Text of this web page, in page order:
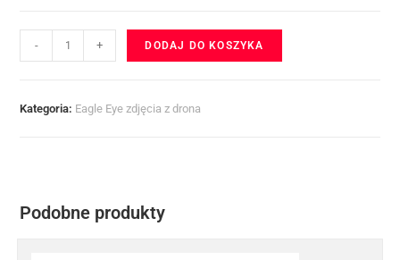
- + DODAJ DO KOSZYKA
Kategoria: Eagle Eye zdjęcia z drona
Podobne produkty